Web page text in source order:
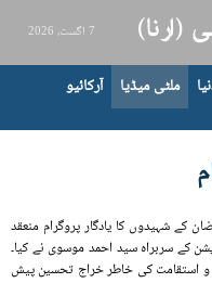
7 اگست، 2026
ملٹی میڈیا آرکائیو
شہیدوں کا یادگار پروگرام منعقد
کے سربراہ سید احمد موسوی نے کیا۔
و استقامت کی خاطر خراج تحسین پیش